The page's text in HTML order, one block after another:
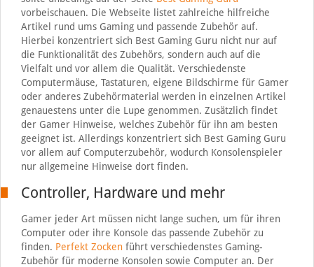
vorbeischauen. Die Webseite listet zahlreiche hilfreiche
Artikel rund ums Gaming und passende Zubehör auf.
Hierbei konzentriert sich Best Gaming Guru nicht nur auf
die Funktionalität des Zubehörs, sondern auch auf die
Vielfalt und vor allem die Qualität. Verschiedenste
Computermäuse, Tastaturen, eigene Bildschirme für Gamer
oder anderes Zubehörmaterial werden in einzelnen Artikel
genauestens unter die Lupe genommen. Zusätzlich findet
der Gamer Hinweise, welches Zubehör für ihn am besten
geeignet ist. Allerdings konzentriert sich Best Gaming Guru
vor allem auf Computerzubehör, wodurch Konsolenspieler
nur allgemeine Hinweise dort finden.
Controller, Hardware und mehr
Gamer jeder Art müssen nicht lange suchen, um für ihren
Computer oder ihre Konsole das passende Zubehör zu
finden. Perfekt Zockenführt verschiedenstes Gaming-
Zubehör für moderne Konsolen sowie Computer an. Der